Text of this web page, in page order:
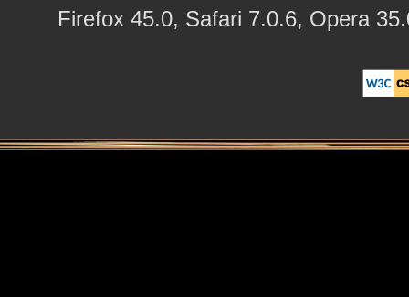
Firefox 45.0, Safari 7.0.6, Opera